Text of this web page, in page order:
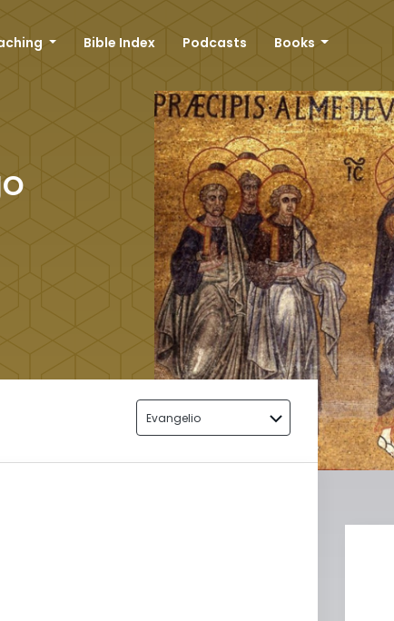
Bible Index Podcasts Books
Evangelio